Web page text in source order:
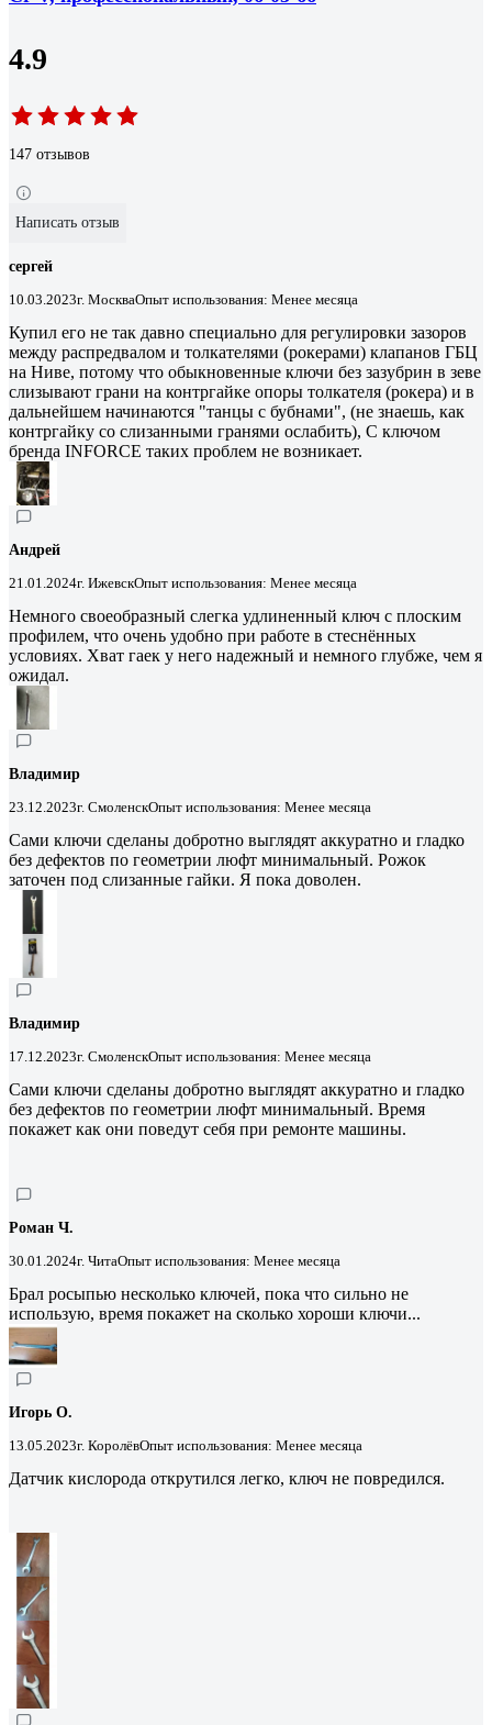
4.9
147 отзывов
Написать отзыв
сергей
10.03.2023г. МоскваОпыт использования: Менее месяца
Купил его не так давно специально для регулировки зазоров
между распредвалом и толкателями (рокерами) клапанов ГБЦ
на Ниве, потому что обыкновенные ключи без зазубрин в зеве
слизывают грани на контргайке опоры толкателя (рокера) и в
дальнейшем начинаются "танцы с бубнами", (не знаешь, как
контргайку со слизанными гранями ослабить), С ключом
бренда INFORCE таких проблем не возникает.
Андрей
21.01.2024г. ИжевскОпыт использования: Менее месяца
Немного своеобразный слегка удлиненный ключ с плоским
профилем, что очень удобно при работе в стеснённых
условиях. Хват гаек у него надежный и немного глубже, чем я
ожидал.
Владимир
23.12.2023г. СмоленскОпыт использования: Менее месяца
Сами ключи сделаны добротно выглядят аккуратно и гладко
без дефектов по геометрии люфт минимальный. Рожок
заточен под слизанные гайки. Я пока доволен.
Владимир
17.12.2023г. СмоленскОпыт использования: Менее месяца
Сами ключи сделаны добротно выглядят аккуратно и гладко
без дефектов по геометрии люфт минимальный. Время
покажет как они поведут себя при ремонте машины.
Роман Ч.
30.01.2024г. ЧитаОпыт использования: Менее месяца
Брал росыпью несколько ключей, пока что сильно не
использую, время покажет на сколько хороши ключи...
Игорь О.
13.05.2023г. КоролёвОпыт использования: Менее месяца
Датчик кислорода открутился легко, ключ не повредился.